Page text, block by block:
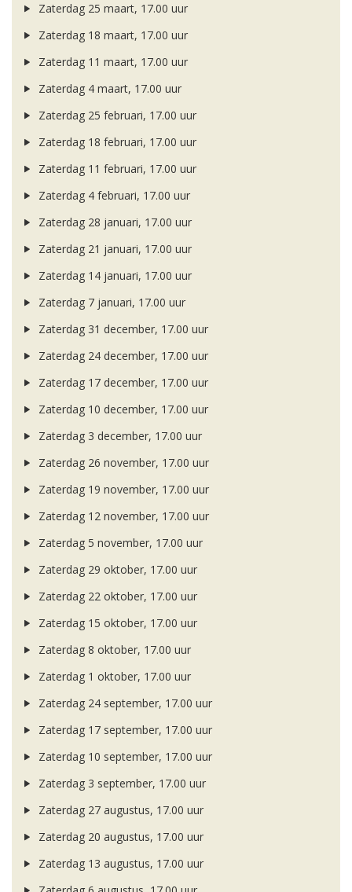
Zaterdag 25 maart, 17.00 uur
Zaterdag 18 maart, 17.00 uur
Zaterdag 11 maart, 17.00 uur
Zaterdag 4 maart, 17.00 uur
Zaterdag 25 februari, 17.00 uur
Zaterdag 18 februari, 17.00 uur
Zaterdag 11 februari, 17.00 uur
Zaterdag 4 februari, 17.00 uur
Zaterdag 28 januari, 17.00 uur
Zaterdag 21 januari, 17.00 uur
Zaterdag 14 januari, 17.00 uur
Zaterdag 7 januari, 17.00 uur
Zaterdag 31 december, 17.00 uur
Zaterdag 24 december, 17.00 uur
Zaterdag 17 december, 17.00 uur
Zaterdag 10 december, 17.00 uur
Zaterdag 3 december, 17.00 uur
Zaterdag 26 november, 17.00 uur
Zaterdag 19 november, 17.00 uur
Zaterdag 12 november, 17.00 uur
Zaterdag 5 november, 17.00 uur
Zaterdag 29 oktober, 17.00 uur
Zaterdag 22 oktober, 17.00 uur
Zaterdag 15 oktober, 17.00 uur
Zaterdag 8 oktober, 17.00 uur
Zaterdag 1 oktober, 17.00 uur
Zaterdag 24 september, 17.00 uur
Zaterdag 17 september, 17.00 uur
Zaterdag 10 september, 17.00 uur
Zaterdag 3 september, 17.00 uur
Zaterdag 27 augustus, 17.00 uur
Zaterdag 20 augustus, 17.00 uur
Zaterdag 13 augustus, 17.00 uur